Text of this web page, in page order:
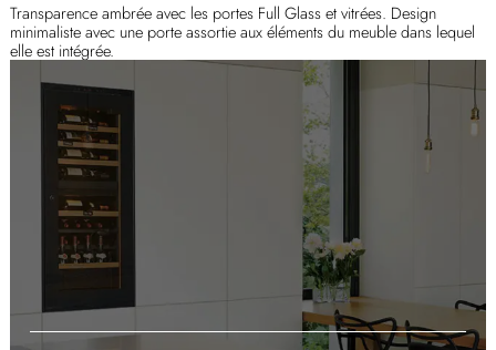
Transparence ambrée avec les portes Full Glass et vitrées. Design
minimaliste avec une porte assortie aux éléments du meuble dans lequel
elle est intégrée.